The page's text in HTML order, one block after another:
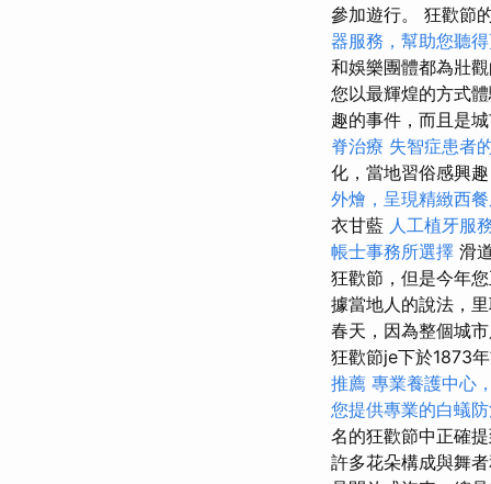
參加遊行。 狂歡節
器服務，幫助您聽
和娛樂團體都為壯
您以最輝煌的方式
趣的事件，而且是
脊治療 失智症患者
化，當地習俗感興
外燴，呈現精緻西
衣甘藍 人工植牙服
帳士事務所選擇 滑
狂歡節，但是今年
據當地人的說法，
春天，因為整個城
狂歡節je下於1873
推薦 專業養護中心
您提供專業的白蟻
名的狂歡節中正確提
許多花朵構成與舞